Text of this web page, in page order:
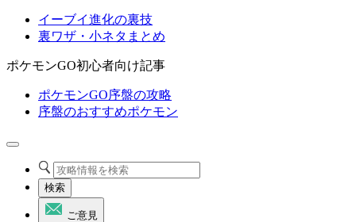
イーブイ進化の裏技
裏ワザ・小ネタまとめ
ポケモンGO初心者向け記事
ポケモンGO序盤の攻略
序盤のおすすめポケモン
検索
ご意見